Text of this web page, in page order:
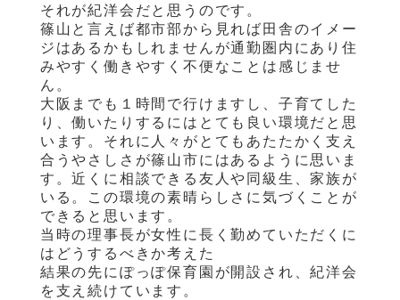
それが紀洋会だと思うのです。
篠山と言えば都市部から見れば田舎のイメー
ジはあるかもしれませんが通勤圏内にあり住
みやすく働きやすく不便なことは感じませ
ん。
大阪までも１時間で行けますし、子育てした
り、働いたりするにはとても良い環境だと思
います。それに人々がとてもあたたかく支え
合うやさしさが篠山市にはあるように思いま
す。近くに相談できる友人や同級生、家族が
いる。この環境の素晴らしさに気づくことが
できると思います。
当時の理事長が女性に長く勤めていただくに
はどうするべきか考えた
結果の先にぽっぽ保育園が開設され、紀洋会
を支え続けています。